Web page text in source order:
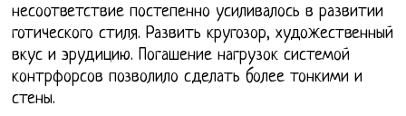
несоответствие постепенно усиливалось в развитии
готического стиля. Развить кругозор, художественный
вкус и эрудицию. Погашение нагрузок системой
контрфорсов позволило сделать более тонкими и
стены.